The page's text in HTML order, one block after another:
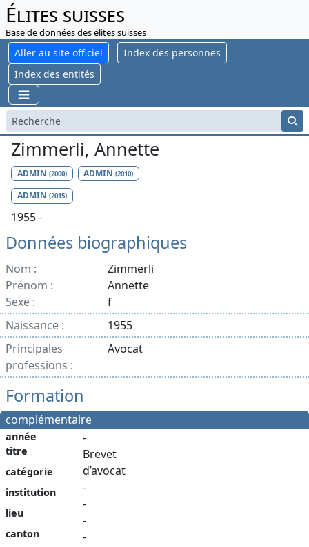
Élites suisses
Base de données des élites suisses
Aller au site officiel
Index des personnes
Index des entités
Zimmerli, Annette
ADMIN (2000) ADMIN(2010)
ADMIN (2015)
1955 -
Données biographiques
Nom :
Zimmerli
Prénom :
Annette
Sexe :
f
Naissance :
1955
Principales
professions :
Avocat
Formation
complémentaire
année
titre
catégorie
institution
lieu
canton
-
Brevet
d’avocat
-
-
-
-